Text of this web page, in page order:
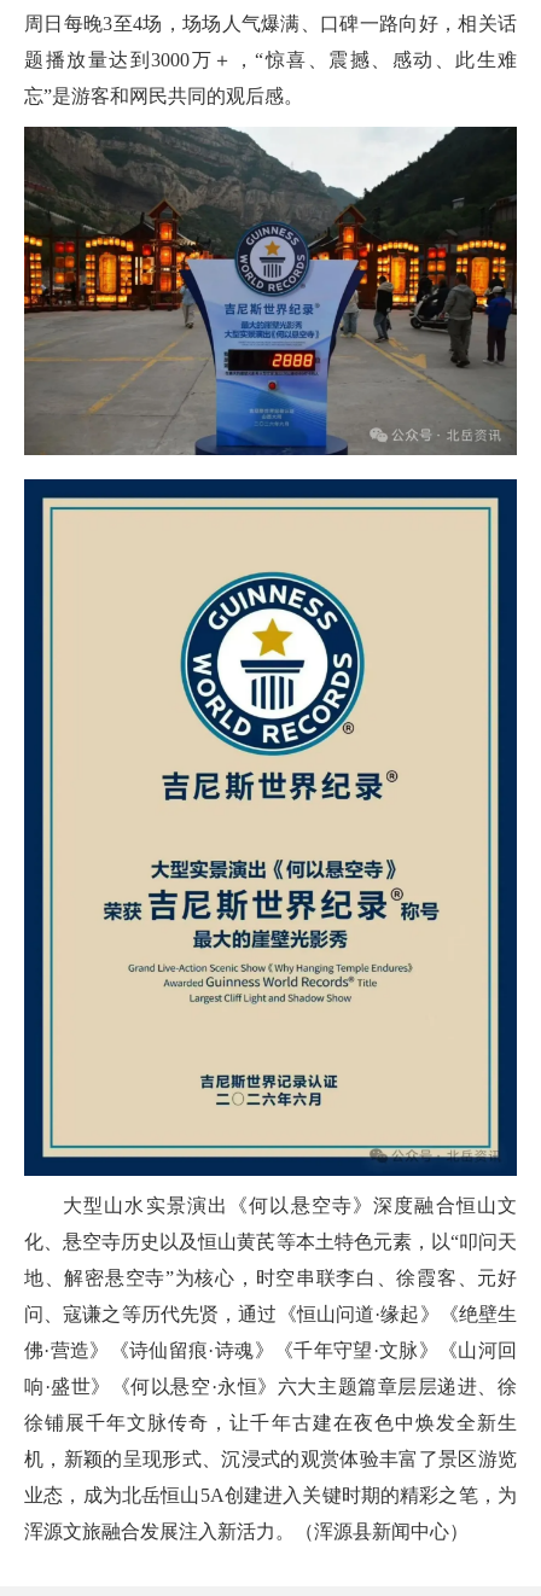
周日每晚3至4场，场场人气爆满、口碑一路向好，相关话
题播放量达到3000万＋，“惊喜、震撼、感动、此生难
忘”是游客和网民共同的观后感。
大型山水实景演出《何以悬空寺》深度融合恒山文
化、悬空寺历史以及恒山黄芪等本土特色元素，以“叩问天
地、解密悬空寺”为核心，时空串联李白、徐霞客、元好
问、寇谦之等历代先贤，通过《恒山问道·缘起》《绝壁生
佛·营造》《诗仙留痕·诗魂》《千年守望·文脉》《山河回
响·盛世》《何以悬空·永恒》六大主题篇章层层递进、徐
徐铺展千年文脉传奇，让千年古建在夜色中焕发全新生
机，新颖的呈现形式、沉浸式的观赏体验丰富了景区游览
业态，成为北岳恒山5A创建进入关键时期的精彩之笔，为
浑源文旅融合发展注入新活力。（浑源县新闻中心）